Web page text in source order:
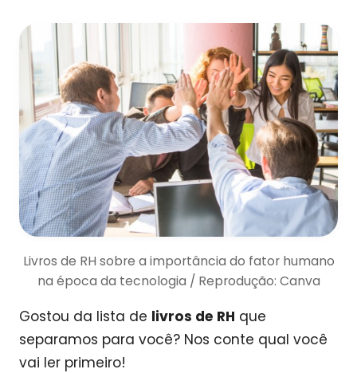
Livros de RH sobre a importância do fator humano
na época da tecnologia / Reprodução: Canva
Gostou da lista de livros de RH que
separamos para você? Nos conte qual você
vai ler primeiro!